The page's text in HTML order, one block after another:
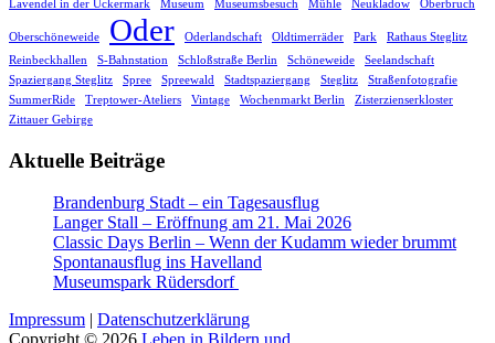
Lavendel in der Uckermark
Museum Museumsbesuch Mühle Neukladow Oberbruch
Oberschöneweide Oder Oderlandschaft Oldtimerräder Park
Rathaus Steglitz
Reinbeckhallen
S-Bahnstation Schloßstraße Berlin Schöneweide
Seelandschaft
Spaziergang Steglitz
Spree Spreewald Stadtspaziergang Steglitz
Straßenfotografie
SummerRide
Treptower-Ateliers Vintage Wochenmarkt Berlin
Zisterzienserkloster
Zittauer Gebirge
Aktuelle Beiträge
Brandenburg Stadt – ein Tagesausflug
Langer Stall – Eröffnung am 21. Mai 2026
Classic Days Berlin – Wenn der Kudamm wieder brummt
Spontanausflug ins Havelland
Museumspark Rüdersdorf
Impressum | Datenschutzerklärung